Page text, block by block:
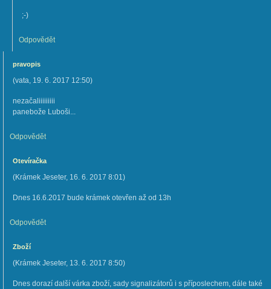
;-)
Odpovědět
pravopis
(vata, 19. 6. 2017 12:50)
nezačaliiiiiiiii
panebože Luboši...
Odpovědět
Otevíračka
(Krámek Jeseter, 16. 6. 2017 8:01)
Dnes 16.6.2017 bude krámek otevřen až od 13h
Odpovědět
Zboží
(Krámek Jeseter, 13. 6. 2017 8:50)
Dnes dorazí další várka zboží, sady signalizátorů i s příposlechem, dále také